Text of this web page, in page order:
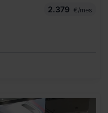
2.379
€/mes